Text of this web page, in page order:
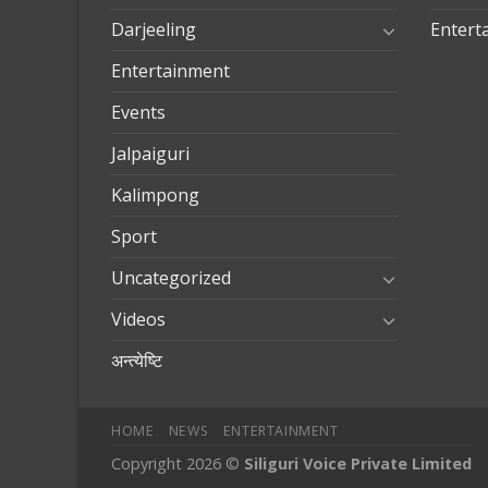
Darjeeling
Entertainment
Events
Jalpaiguri
Kalimpong
Sport
Uncategorized
Videos
अन्त्येष्टि
HOME NEWS ENTERTAINMENT
Copyright 2026 © Siliguri Voice Private Limited